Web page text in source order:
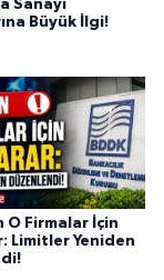
Sanayi
Büyük İlgi!
O Firmalar İçin
Limitler Yeniden